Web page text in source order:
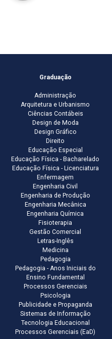
Graduação
Administração
Arquitetura e Urbanismo
Ciências Contábeis
Design de Moda
Design Gráfico
Direito
Educação Especial
Educação Física - Bacharelado
Educação Física - Licenciatura
Enfermagem
Engenharia Civil
Engenharia de Produção
Engenharia Mecânica
Engenharia Química
Fisioterapia
Gestão Comercial
Letras-Inglês
Medicina
Pedagogia
Pedagogia - Anos Iniciais do
Ensino Fundamental
Processos Gerenciais
Psicologia
Publicidade e Propaganda
Sistemas de Informação
Tecnologia Educacional
Processos Gerenciais (EaD)